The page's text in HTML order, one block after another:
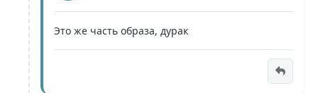
Это же часть образа, дурак